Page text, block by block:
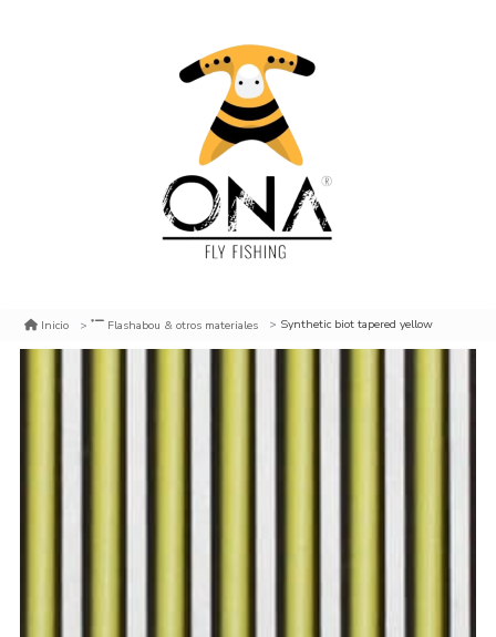
Inicio Flashabou & otros materiales Synthetic biot tapered yellow